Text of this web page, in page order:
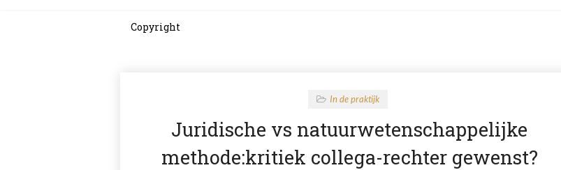
Copyright
In de praktijk
Juridische vs natuurwetenschappelijke
methode:kritiek collega-rechter gewenst?